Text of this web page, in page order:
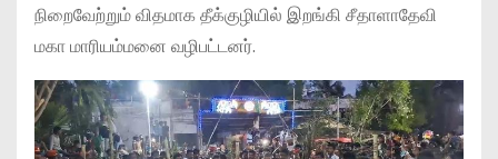
நிறைவேற்றும் விதமாக தீக்குழியில் இறங்கி சீதாளாதேவி
மகா மாரியம்மனை வழிபட்டனர்.